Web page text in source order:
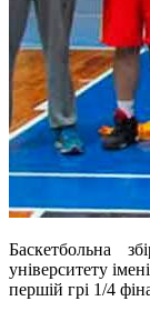
Баскетбольна
університету
першій грі 1/4